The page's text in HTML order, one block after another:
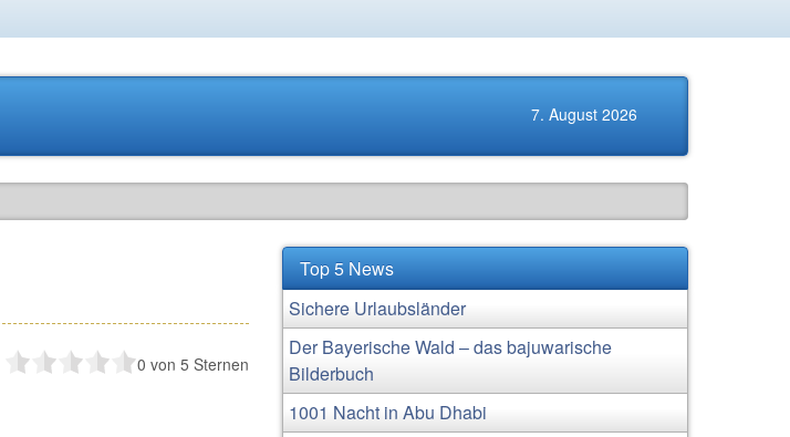
7. August 2026
0 von 5 Sternen
Top 5 News
Sichere Urlaubsländer
Der Bayerische Wald – das bajuwarische
Bilderbuch
1001 Nacht in Abu Dhabi